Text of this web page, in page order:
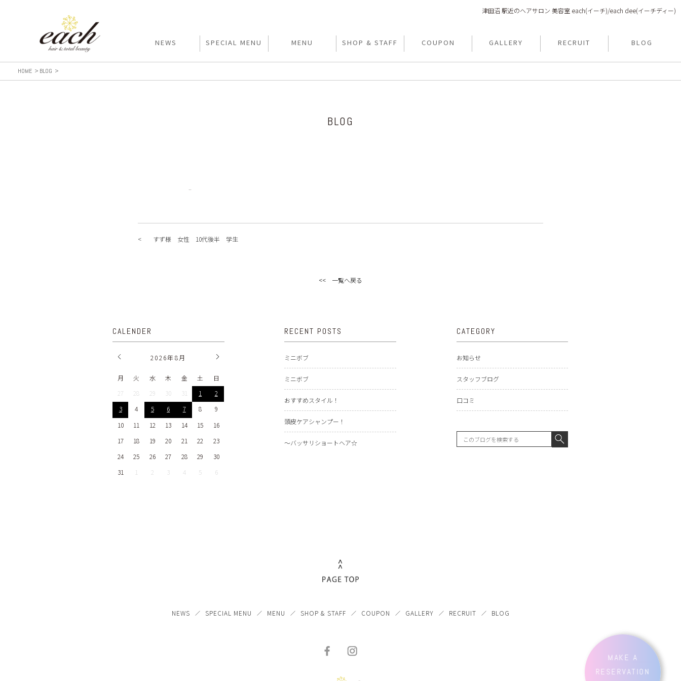
津田沼 駅近のヘアサロン 美容室 each(イーチ)/each dee(イーチディー)
NEWS SPECIAL MENU MENU SHOP & STAFF COUPON GALLERY RECRUIT BLOG
HOME BLOG
BLOG
すず様 女性 10代後半 学生
<< 一覧へ戻る
CALENDER
2026年8月
月 火 水 木 金 土
日
27
28 29 30 31 1
2
3
4 5 6 7 8
9
10
11 12 13 14 15
16
17
18 19 20 21 22
23
24
25 26 27 28 29
30
31
1 2 3 4 5 6
RECENT POSTS
ミニボブ
ミニボブ
おすすめスタイル！
頭皮ケアシャンプー！
〜バッサリショートヘア☆
CATEGORY
お知らせ
スタッフブログ
口コミ
NEWS SPECIAL MENU MENU SHOP & STAFF COUPON GALLERY RECRUIT BLOG
MAKE A
RESERVATION